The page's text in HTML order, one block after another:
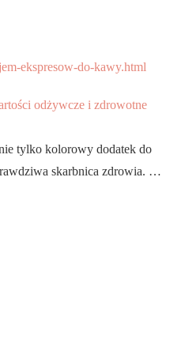
ekspresow-do-kawy.html
odżywcze i zdrowotne
tylko kolorowy dodatek do
skarbnica zdrowia. …